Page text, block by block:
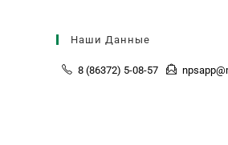
Наши Данные
8 (86372) 5-08-57